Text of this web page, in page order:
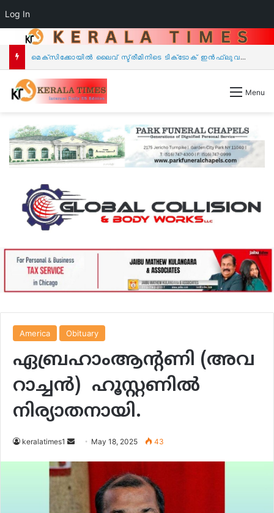
Log In
ഐ.പി.സി സൗത്ത് ഈസ്റ്റ് റീജിയൻ വാർഷിക കൺവൻഷൻ സെപ്റ്റംബർ 4 മുതൽ.
Menu
America Obituary
ഏബ്രഹാംആന്റണി (അവ
റാച്ചൻ) ഹൂസ്റ്റണിൽ
നിര്യാതനായി.
keralatimes1
Send May 18, 2025 43